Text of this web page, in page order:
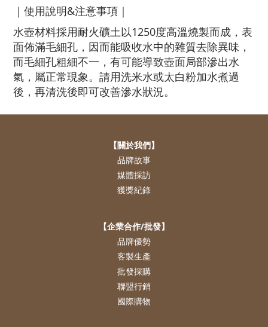
｜使用說明&注意事項｜
水壺材料採用耐火礦土以1250度高溫燒製而成，表
面佈滿毛細孔，因而能吸收水中的雜質去除異味，
而毛細孔粗細不一，有可能導致壺面局部滲出水
氣，屬正常現象。請用洗米水或太白粉加水煮過
後，再清洗後即可改善滲水狀況。
【關於我們】
品牌故事
媒體採訪
獲獎紀錄
【企業合作/批發】
品牌優勢
客製生產
批發採購
聯盟行銷
國際購物